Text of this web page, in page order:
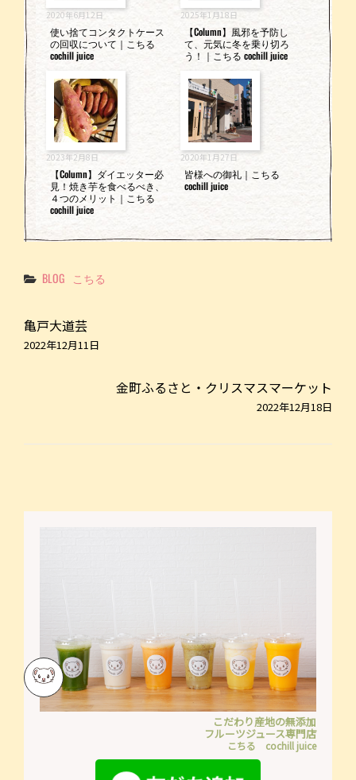
2020年6月12日
使い捨てコンタクトケース
の回収について｜こちる
cochill juice
2025年1月18日
【Column】風邪を予防し
て、元気に冬を乗り切ろ
う！｜こちる cochill juice
2023年2月8日
【Column】ダイエッター必
見！焼き芋を食べるべき、
４つのメリット｜こちる
cochill juice
2020年1月27日
皆様への御礼｜こちる
cochill juice
Categories
BLOG こちる
亀戸大道芸
2022年12月11日
金町ふるさと・クリスマスマーケット
2022年12月18日
こだわり産地の無添加
フルーツジュース専門店
こちる cochill juice